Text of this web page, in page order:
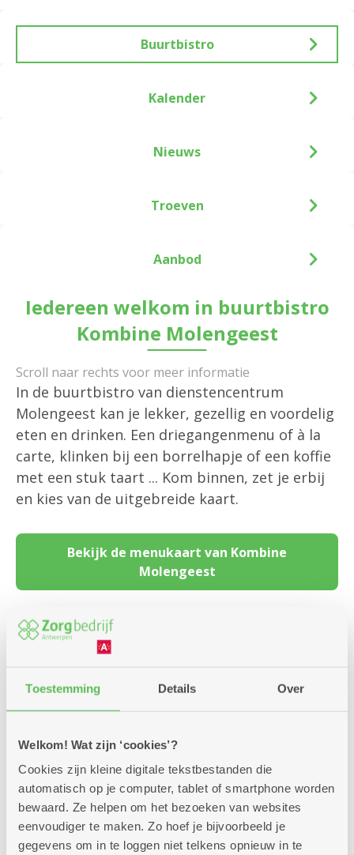
Toestemming Details Over
Welkom! Wat zijn ‘cookies’?
Cookies zijn kleine digitale tekstbestanden die
automatisch op je computer, tablet of smartphone worden
bewaard. Ze helpen om het bezoeken van websites
eenvoudiger te maken. Zo hoef je bijvoorbeeld je
gegevens om in te loggen niet telkens opnieuw in te
Buurtbistro
Iedereen welkom in buurtbistro
Kombine Molengeest
In de buurtbistro van dienstencentrum
Molengeest kan je lekker, gezellig en voordelig
eten en drinken. Een driegangenmenu of à la
carte, klinken bij een borrelhapje of een koffie
met een stuk taart ... Kom binnen, zet je erbij
en kies van de uitgebreide kaart.
Bekijk de menukaart van Kombine
Molengeest
Kom je met een groter gezelschap? Vraag gerust naar
onze groepsformules. Natuurlijk zorgen we ook
je groep of gelegenheid. Vertel ons wat je zoekt en we
denken met je mee.
Kalender
Nieuws
Troeven
Aanbod